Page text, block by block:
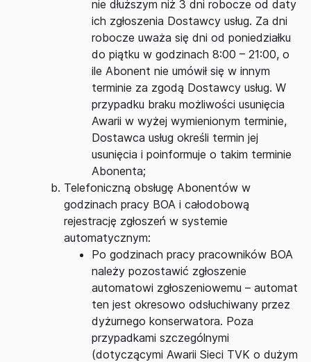
nie dłuższym niż 3 dni robocze od daty
ich zgłoszenia Dostawcy usług. Za dni
robocze uważa się dni od poniedziałku
do piątku w godzinach 8:00 – 21:00, o
ile Abonent nie umówił się w innym
terminie za zgodą Dostawcy usług. W
przypadku braku możliwości usunięcia
Awarii w wyżej wymienionym terminie,
Dostawca usług określi termin jej
usunięcia i poinformuje o takim terminie
Abonenta;
Telefoniczną obsługę Abonentów w
godzinach pracy BOA i całodobową
rejestrację zgłoszeń w systemie
automatycznym:
Po godzinach pracy pracowników BOA
należy pozostawić zgłoszenie
automatowi zgłoszeniowemu – automat
ten jest okresowo odsłuchiwany przez
dyżurnego konserwatora. Poza
przypadkami szczególnymi
(dotyczącymi Awarii Sieci TVK o dużym